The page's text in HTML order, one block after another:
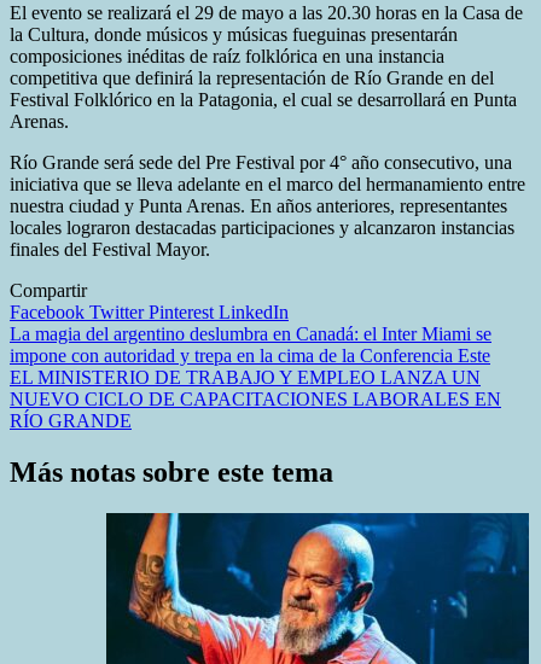
El evento se realizará el 29 de mayo a las 20.30 horas en la Casa de
la Cultura, donde músicos y músicas fueguinas presentarán
composiciones inéditas de raíz folklórica en una instancia
competitiva que definirá la representación de Río Grande en del
Festival Folklórico en la Patagonia, el cual se desarrollará en Punta
Arenas.
Río Grande será sede del Pre Festival por 4° año consecutivo, una
iniciativa que se lleva adelante en el marco del hermanamiento entre
nuestra ciudad y Punta Arenas. En años anteriores, representantes
locales lograron destacadas participaciones y alcanzaron instancias
finales del Festival Mayor.
Compartir
Facebook TwitterPinterest LinkedIn
Navegación
de
entradas
La magia del argentino deslumbra en Canadá: el Inter Miami se
impone con autoridad y trepa en la cima de la Conferencia Este
EL MINISTERIO DE TRABAJO Y EMPLEO LANZA UN
NUEVO CICLO DE CAPACITACIONES LABORALES EN
RÍO GRANDE
Más notas sobre este tema